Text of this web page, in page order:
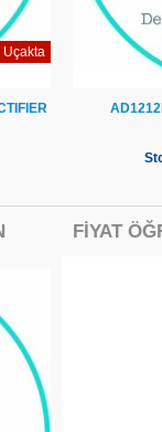
Uçakta
FİYAT